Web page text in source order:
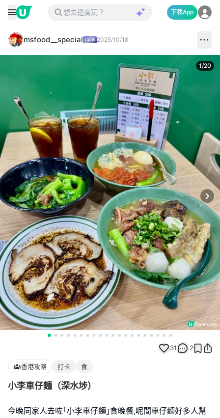
下載App
msfood__special 2025/10/18
1/20
31 2
香港攻略 打卡 食
小李車仔麵（深水埗）
今晚同家人去咗｢小李車仔麵｣食晚餐,呢間車仔麵好多人幫